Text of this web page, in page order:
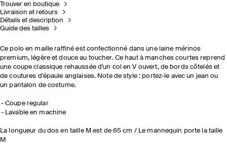
Trouver en boutique
Livraison et retours
Détails et description
Guide des tailles
Ce polo en maille raffiné est confectionné dans une laine mérinos
premium, légère et douce au toucher. Ce haut à manches courtes reprend
une coupe classique rehaussée d'un col en V ouvert, de bords côtelés et
de coutures d'épaule anglaises. Note de style : portez-le avec un jean ou
un pantalon de costume.
Coupe regular
Lavable en machine
La longueur du dos en taille M est de 65 cm / Le mannequin porte la taille
M